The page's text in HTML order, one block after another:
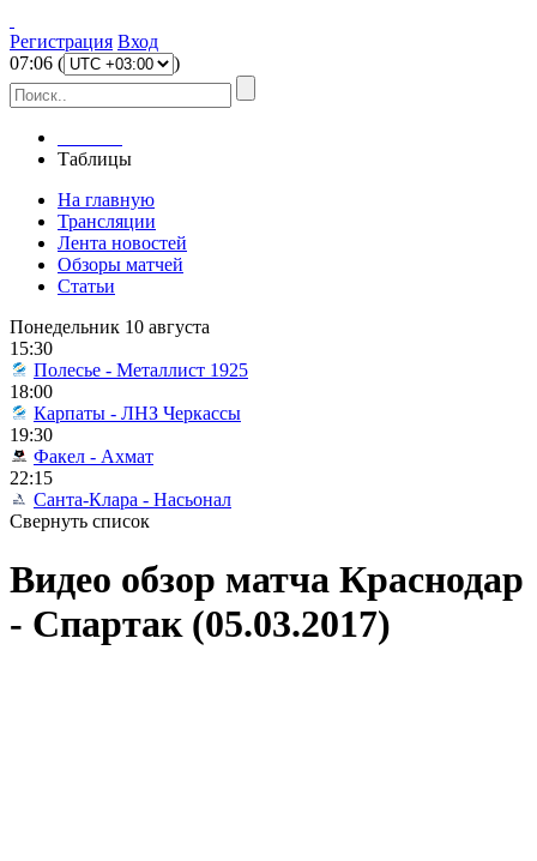
Регистрация Вход
07:06 ( )
Таблицы
На главную
Трансляции
Лента новостей
Обзоры матчей
Статьи
Понедельник 10 августа
15:30
Полесье - Металлист 1925
18:00
Карпаты - ЛНЗ Черкассы
19:30
Факел - Ахмат
22:15
Санта-Клара - Насьонал
Свернуть список
Видео обзор матча Краснодар
- Спартак (05.03.2017)